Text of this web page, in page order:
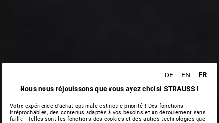
DE EN FR
Nous nous réjouissons que vous ayez choisi STRAUSS !
Votre expérience d'achat optimale est notre priorité ! Des fonctions
irréprochables, des contenus adaptés à vos besoins et un déroulement sans
faille - Telles sont les fonctions des cookies et des autres technologies que